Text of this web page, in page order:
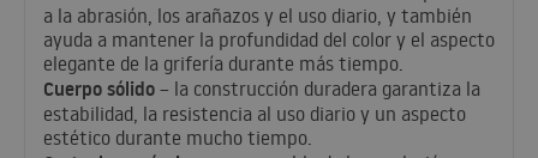
a la abrasión, los arañazos y el uso diario, y también
ayuda a mantener la profundidad del color y el aspecto
elegante de la grifería durante más tiempo.
Cuerpo sólido – la construcción duradera garantiza la
estabilidad, la resistencia al uso diario y un aspecto
estético durante mucho tiempo.